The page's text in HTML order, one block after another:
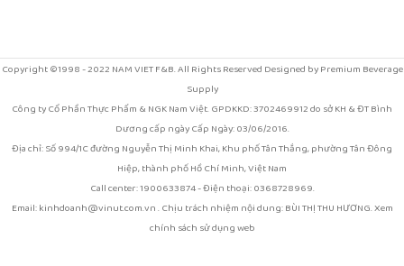
Copyright ©1998 - 2022 NAM VIET F&B. All Rights Reserved Designed by Premium Beverage
Supply
Công ty Cổ Phần Thực Phẩm & NGK Nam Việt. GPDKKD: 3702469912 do sở KH & ĐT Bình
Dương cấp ngày Cấp Ngày: 03/06/2016.
Địa chỉ: Số 994/1C đường Nguyễn Thị Minh Khai, Khu phố Tân Thắng, phường Tân Đông
Hiệp, thành phố Hồ Chí Minh, Việt Nam
Call center: 1900633874 - Điện thoại: 0368728969.
Email: kinhdoanh@vinut.com.vn . Chịu trách nhiệm nội dung: BÙI THỊ THU HƯƠNG. Xem
chính sách sử dụng web